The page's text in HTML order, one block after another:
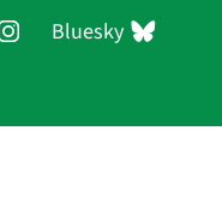
Bluesky